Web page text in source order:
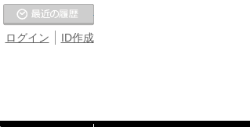
ID作成
ログイン
お気に入りの温泉